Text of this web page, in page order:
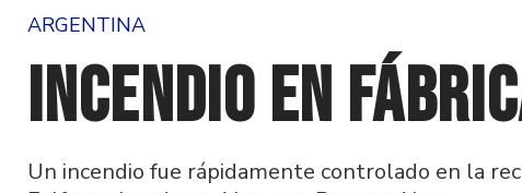
ARGENTINA
Incendio en
Un incendio fue rápidamente controlado en la